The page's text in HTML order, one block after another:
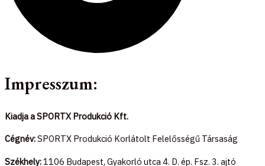
Impresszum:
Kiadja a SPORTX Produkció Kft.
Cégnév:SPORTX Produkció Korlátolt Felelősségű Társaság
Székhely:1106 Budapest, Gyakorló utca 4. D. ép. Fsz. 3. ajtó